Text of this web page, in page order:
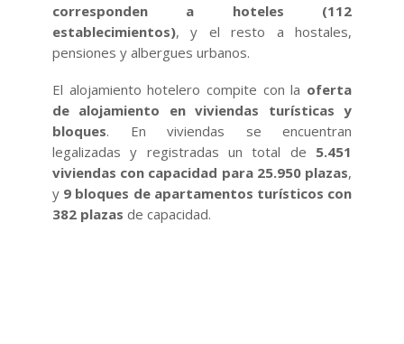
corresponden a hoteles (112
establecimientos), y el resto a hostales,
pensiones y albergues urbanos.
El alojamiento hotelero compite con la oferta
de alojamiento en viviendas turísticas y
bloques. En viviendas se encuentran
legalizadas y registradas un total de 5.451
viviendas con capacidad para 25.950 plazas,
y 9 bloques de apartamentos turísticos con
382 plazas de capacidad.